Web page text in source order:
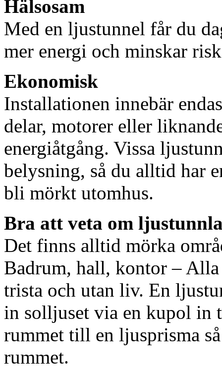
Hälsosam
Med en ljustunnel får du
mer energi och minskar
Ekonomisk
Installationen innebär
delar, motorer eller
energiåtgång. Vissa
belysning, så du alltid har
bli mörkt utomhus.
Bra att veta om
Det finns alltid mörka
Badrum, hall, kontor – Alla
trista och utan liv. En
in solljuset via en kupol in
rummet till en ljusprisma
rummet.